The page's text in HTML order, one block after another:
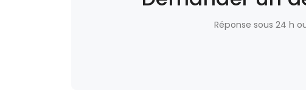
Réponse sous 24 h